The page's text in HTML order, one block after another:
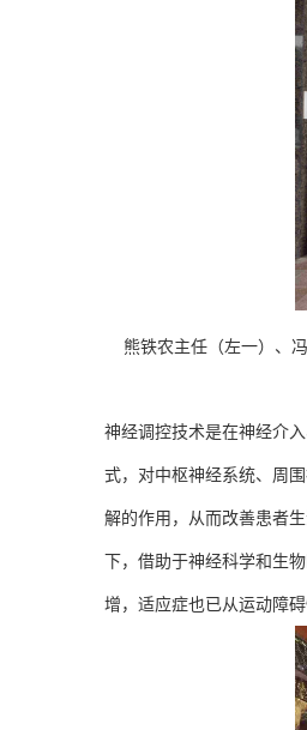
熊铁农主任（左一）、
神经调控技术是在神经介
式，对中枢神经系统、周
解的作用，从而改善患者
下，借助于神经科学和生
增，适应症也已从运动障